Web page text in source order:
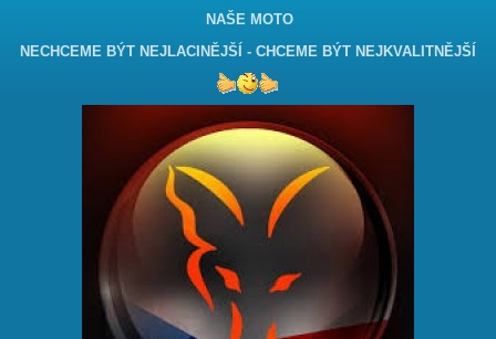
NAŠE MOTO
NECHCEME BÝT NEJLACINĚJŠÍ - CHCEME BÝT NEJKVALITNĚJŠÍ